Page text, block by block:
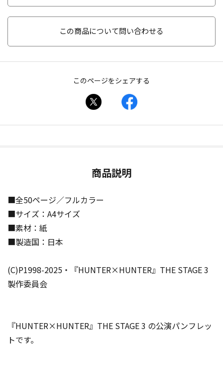
この商品について問い合わせる
このページをシェアする
商品説明
■全50ページ／フルカラー
■サイズ：A4サイズ
■素材：紙
■製造国：日本
(C)P1998-2025・『HUNTER×HUNTER』THE STAGE 3
製作委員会
『HUNTER×HUNTER』THE STAGE 3 の公演パンフレッ
トです。